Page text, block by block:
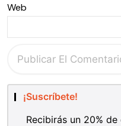
Web
¡Suscríbete!
Recibirás un 20%